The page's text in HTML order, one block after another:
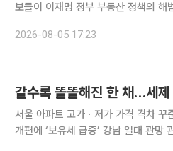
보들이 이재명 정부 부동산 정책의
2차 방송토론회에서 부동산 정책 관
2026-08-05 17:23
서울 아파트 고가ㆍ저가 가격 격차
개편에 ‘보유세 급증’ 강남 일대 관